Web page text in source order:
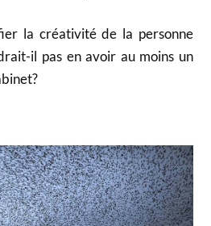
la créativité de la personne
il pas en avoir au moins un